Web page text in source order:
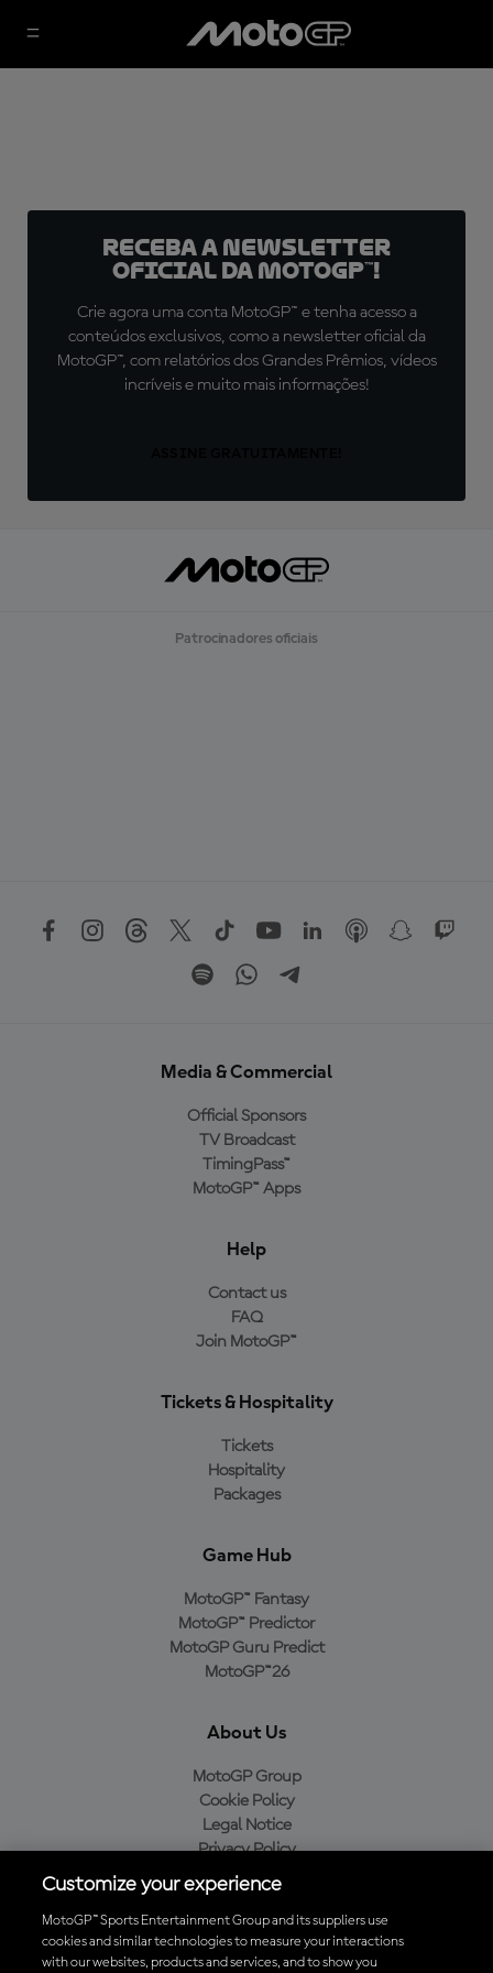
Receba a newsletter
oficial da MotoGP™!
Crie agora uma conta MotoGP™ e tenha acesso a
conteúdos exclusivos, como a newsletter oficial da
MotoGP™, com relatórios dos Grandes Prêmios, vídeos
incríveis e muito mais informações!
Patrocinadores oficiais
Media & Commercial
Official Sponsors
TV Broadcast
TimingPass™
MotoGP™ Apps
Help
Contact us
FAQ
Join MotoGP™
Tickets & Hospitality
Tickets
Hospitality
Packages
Game Hub
MotoGP™ Fantasy
MotoGP™ Predictor
MotoGP Guru Predict
MotoGP™26
About Us
MotoGP Group
Cookie Policy
Legal Notice
Privacy Policy
Purchase Policy
Baixe o aplicativo oficial da MotoGP™
Customize your experience
MotoGP™ Sports Entertainment Group and its suppliers use
cookies and similar technologies to measure your interactions
with our websites, products and services, and to show you